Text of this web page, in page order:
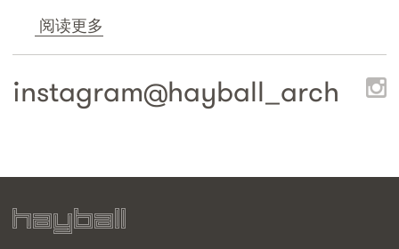
阅读更多
instagram@hayball_arch